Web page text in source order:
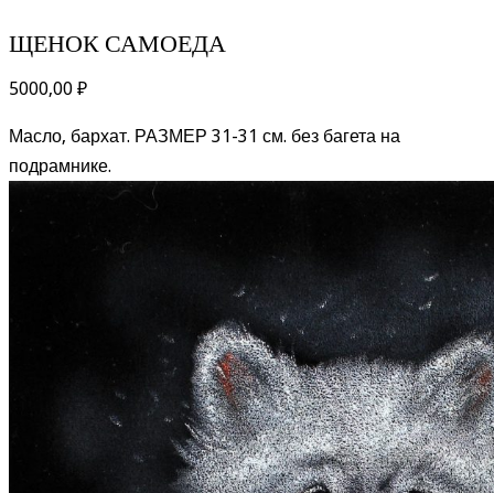
ЩЕНОК САМОЕДА
5000,00 ₽
Масло, бархат. РАЗМЕР 31-31 см. без багета на
подрамнике.